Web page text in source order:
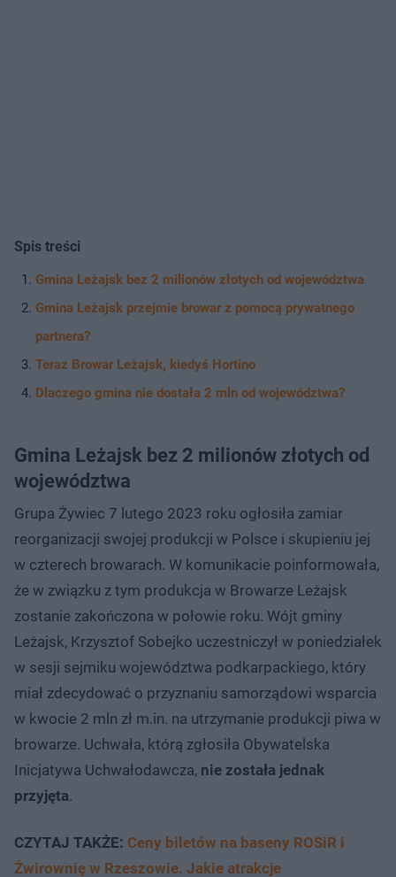
Spis treści
Gmina Leżajsk bez 2 milionów złotych od województwa
Gmina Leżajsk przejmie browar z pomocą prywatnego
partnera?
Teraz Browar Leżajsk, kiedyś Hortino
Dlaczego gmina nie dostała 2 mln od województwa?
Gmina Leżajsk bez 2 milionów złotych od
województwa
Grupa Żywiec 7 lutego 2023 roku ogłosiła zamiar
reorganizacji swojej produkcji w Polsce i skupieniu jej
w czterech browarach. W komunikacie poinformowała,
że w związku z tym produkcja w Browarze Leżajsk
zostanie zakończona w połowie roku. Wójt gminy
Leżajsk, Krzysztof Sobejko uczestniczył w poniedziałek
w sesji sejmiku województwa podkarpackiego, który
miał zdecydować o przyznaniu samorządowi wsparcia
w kwocie 2 mln zł m.in. na utrzymanie produkcji piwa w
browarze. Uchwała, którą zgłosiła Obywatelska
Inicjatywa Uchwałodawcza, nie została jednak
przyjęta.
CZYTAJ TAKŻE: Ceny biletów na baseny ROSiR i
Żwirownię w Rzeszowie. Jakie atrakcje